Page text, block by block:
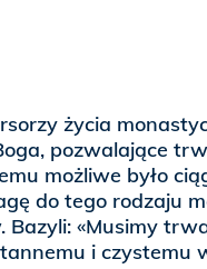
życia
pozwalające
możliwe było
do tego rodzaju
Bazyli: «Musimy
i czystemu